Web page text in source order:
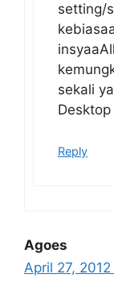
setting/
sekali
Reply
Agoes
April 27,